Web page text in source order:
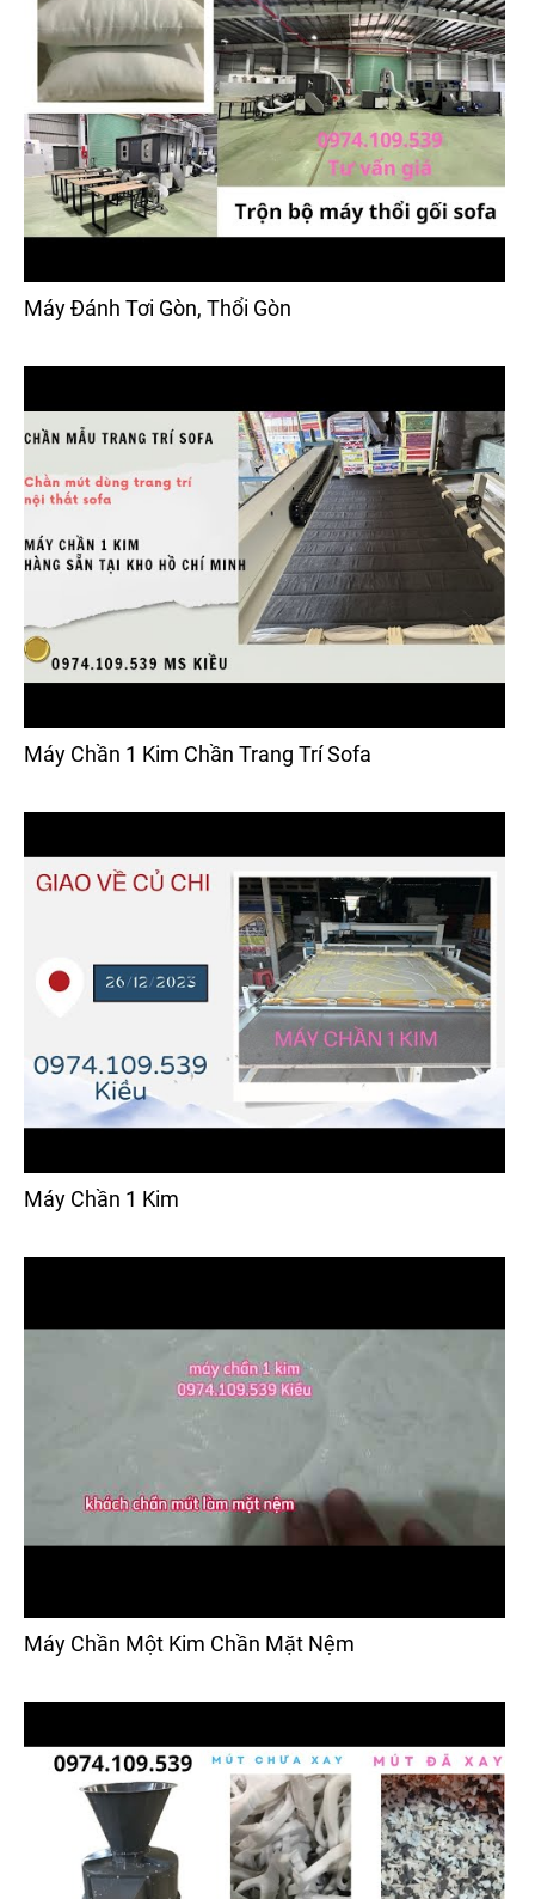
Máy Đánh Tơi Gòn, Thổi Gòn
Máy Chần 1 Kim Chần Trang Trí Sofa
Máy Chần 1 Kim
Máy Chần Một Kim Chần Mặt Nệm